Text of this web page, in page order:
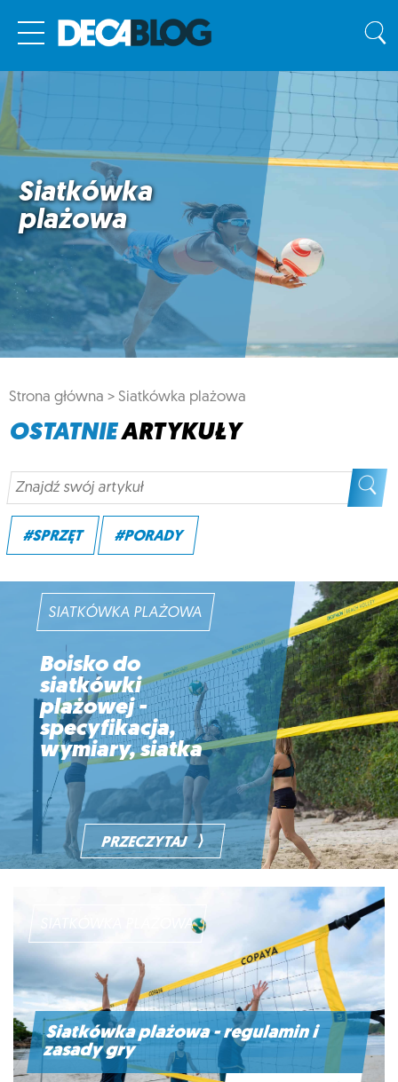
Siatkówka
plażowa
Strona główna > Siatkówka plażowa
OSTATNIEARTYKUŁY
#SPRZĘT #PORADY
SIATKÓWKA PLAŻOWA
Boisko do
siatkówki
plażowej -
specyfikacja,
wymiary, siatka
PRZECZYTAJ ⟩
SIATKÓWKA PLAŻOWA
Siatkówka plażowa - regulamin i
zasady gry